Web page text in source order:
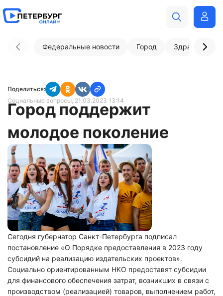
Федеральные новости Город
Поделиться:
Социальные вопросы, 21.03.2023 13:14
Город поддержит
молодое поколение
Сегодня губернатор Санкт-Петербурга подписал
постановление «О Порядке предоставления в 2023 году
субсидий на реализацию издательских проектов».
Социально ориентированным НКО предоставят субсидии
для финансового обеспечения затрат, возникших в связи с
производством (реализацией) товаров, выполнением работ,